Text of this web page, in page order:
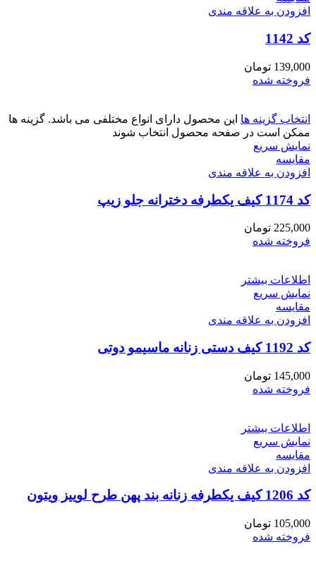
افزودن به علاقه مندی
کد 1142
139,000 تومان
فروخته شده
انتخاب گزینه ها این محصول دارای انواع مختلفی می باشد. گزینه ها
ممکن است در صفحه محصول انتخاب شوند
نمایش سریع
مقايسه
افزودن به علاقه مندی
کد 1174 کیف یکطرفه دخترانه جلو زیپ
225,000 تومان
فروخته شده
اطلاعات بیشتر
نمایش سریع
مقايسه
افزودن به علاقه مندی
کد 1192 کیف دستی زنانه ماسیمو دوتی
145,000 تومان
فروخته شده
اطلاعات بیشتر
نمایش سریع
مقايسه
افزودن به علاقه مندی
کد 1206 کیف یکطرفه زنانه بند پهن طرح لوییز ویتون
105,000 تومان
فروخته شده